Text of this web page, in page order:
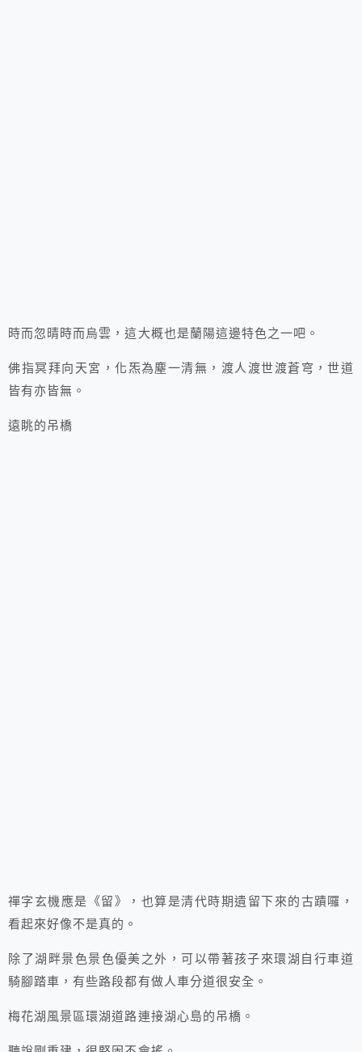
時而忽晴時而烏雲，這大概也是蘭陽這邊特色之一吧。
佛指冥拜向天宮，化炁為塵一清無，渡人渡世渡蒼穹，世道
皆有亦皆無。
遠眺的吊橋
禪字玄機應是《留》，也算是清代時期遺留下來的古蹟囉，
看起來好像不是真的。
除了湖畔景色景色優美之外， 可以帶著孩子來環湖自行車道
騎腳踏車，有些路段都有做人車分道很安全。
梅花湖風景區環湖道路連接湖心島的吊橋。